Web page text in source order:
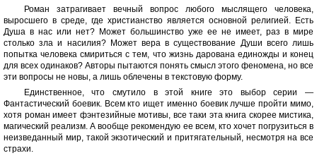
Роман затрагивает вечный вопрос любого мыслящего человека,
выросшего в среде, где христианство является основной религией. Есть
Душа в нас или нет? Может большинство уже ее не имеет, раз в мире
столько зла и насилия? Может вера в существование Души всего лишь
попытка человека смириться с тем, что жизнь дарована единожды и конец
для всех одинаков? Авторы пытаются понять смысл этого феномена, но все
эти вопросы не новы, а лишь облечены в текстовую форму.
Единственное, что смутило в этой книге это выбор серии —
Фантастический боевик. Всем кто ищет именно боевик лучше пройти мимо,
хотя роман имеет фэнтезийные мотивы, все таки эта книга скорее мистика,
магический реализм. А вообще рекомендую ее всем, кто хочет погрузиться в
неизведанный мир, такой экзотический и притягательный, несмотря на все
страхи.